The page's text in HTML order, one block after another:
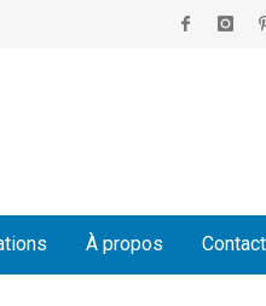
À propos Contact